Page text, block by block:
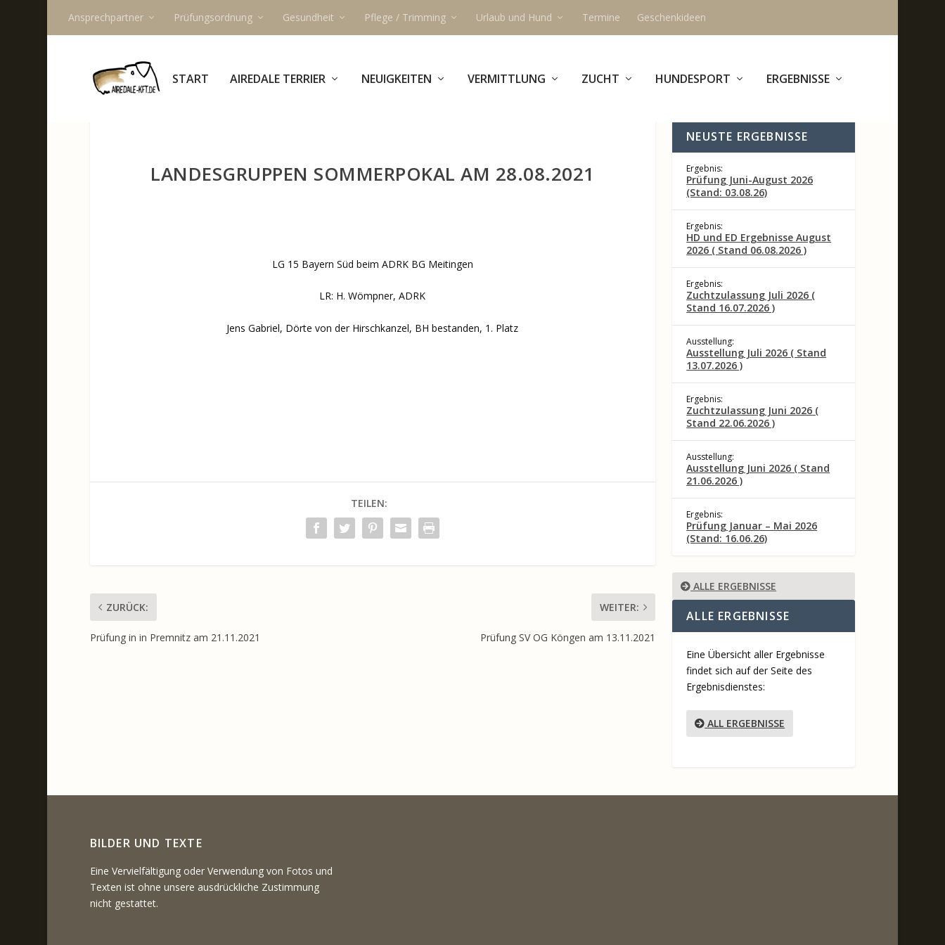
Ansprechpartner Prüfungsordnung Gesundheit Pflege / Trimming Urlaub und Hund Termine Geschenkideen
START AIREDALE TERRIER NEUIGKEITEN VERMITTLUNG ZUCHT HUNDESPORT ERGEBNISSE
LANDESGRUPPEN SOMMERPOKAL AM 28.08.2021
LG 15 Bayern Süd beim ADRK BG Meitingen
LR: H. Wömpner, ADRK
Jens Gabriel, Dörte von der Hirschkanzel, BH bestanden, 1. Platz
TEILEN:
ZURÜCK:
Prüfung in in Premnitz am 21.11.2021
WEITER:
Prüfung SV OG Köngen am 13.11.2021
NEUSTE ERGEBNISSE
Ergebnis:
Prüfung Juni-August 2026
(Stand: 03.08.26)
Ergebnis:
HD und ED Ergebnisse August
2026 ( Stand 06.08.2026 )
Ergebnis:
Zuchtzulassung Juli 2026 (
Stand 16.07.2026 )
Ausstellung:
Ausstellung Juli 2026 ( Stand
13.07.2026 )
Ergebnis:
Zuchtzulassung Juni 2026 (
Stand 22.06.2026 )
Ausstellung:
Ausstellung Juni 2026 ( Stand
21.06.2026 )
Ergebnis:
Prüfung Januar – Mai 2026
(Stand: 16.06.26)
ALLE ERGEBNISSE
ALLE ERGEBNISSE
Eine Übersicht aller Ergebnisse
findet sich auf der Seite des
Ergebnisdienstes:
ALL ERGEBNISSE
BILDER UND TEXTE
Eine Vervielfältigung oder Verwendung von Fotos und
Texten ist ohne unsere ausdrückliche Zustimmung
nicht gestattet.